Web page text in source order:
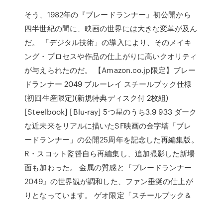
そう、1982年の『ブレードランナー』初公開から
四半世紀の間に、映画の世界には大きな変革が及ん
だ。 「デジタル技術」の導入により、そのメイキ
ング・プロセスや作品の仕上がりに高いクオリティ
が与えられたのだ。 【Amazon.co.jp限定】ブレー
ドランナー 2049 ブルーレイ スチールブック仕様
(初回生産限定)(新規特典ディスク付 2枚組)
[Steelbook] [Blu-ray] 5つ星のうち3.9 933 ダーク
な近未来をリアルに描いたSF映画の金字塔「ブレ
ードランナー」の公開25周年を記念した再編集版。
R・スコット監督自ら再編集し、追加撮影した新場
面も加わった。 金属の質感と『ブレードランナー
2049』の世界観が調和した、ファン垂涎の仕上が
りとなっています。 ゲオ限定「スチールブック＆